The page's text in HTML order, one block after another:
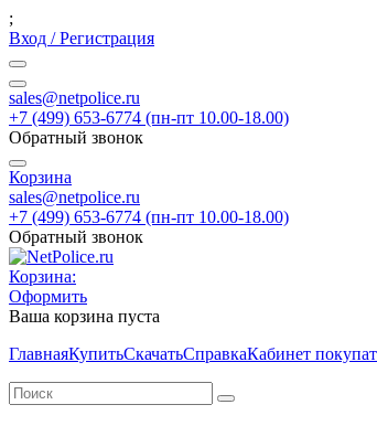
;
Вход / Регистрация
sales@netpolice.ru
+7 (499) 653-6774 (пн-пт 10.00-18.00)
Обратный звонок
Корзина
sales@netpolice.ru
+7 (499) 653-6774 (пн-пт 10.00-18.00)
Обратный звонок
Корзина:
Оформить
Ваша корзина пуста
ГлавнаяКупитьСкачатьСправкаКабинет